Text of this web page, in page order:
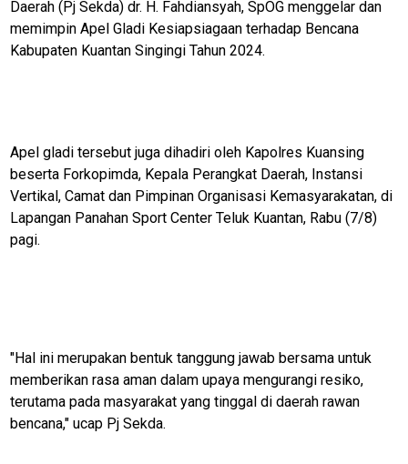
Daerah (Pj Sekda) dr. H. Fahdiansyah, SpOG menggelar dan
memimpin Apel Gladi Kesiapsiagaan terhadap Bencana
Kabupaten Kuantan Singingi Tahun 2024.
Apel gladi tersebut juga dihadiri oleh Kapolres Kuansing
beserta Forkopimda, Kepala Perangkat Daerah, Instansi
Vertikal, Camat dan Pimpinan Organisasi Kemasyarakatan, di
Lapangan Panahan Sport Center Teluk Kuantan, Rabu (7/8)
pagi.
"Hal ini merupakan bentuk tanggung jawab bersama untuk
memberikan rasa aman dalam upaya mengurangi resiko,
terutama pada masyarakat yang tinggal di daerah rawan
bencana," ucap Pj Sekda.